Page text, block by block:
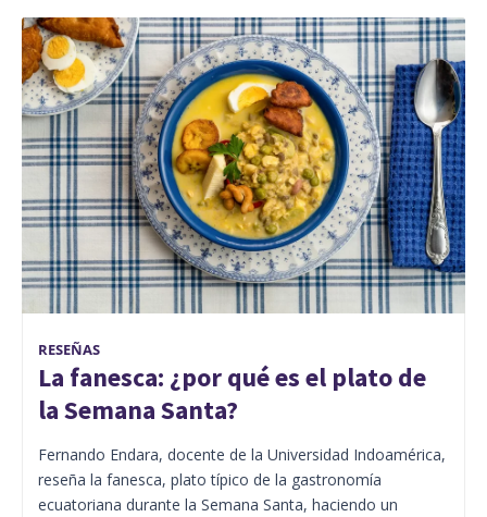
RESEÑAS
La fanesca: ¿por qué es el plato de
la Semana Santa?
Fernando Endara, docente de la Universidad Indoamérica,
reseña la fanesca, plato típico de la gastronomía
ecuatoriana durante la Semana Santa, haciendo un